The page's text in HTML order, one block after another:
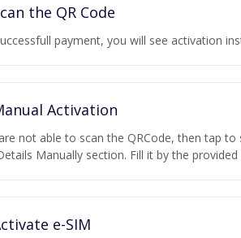
the QR Code
payment, you will see activation
Activation
not able to scan the QRCode, then tap to
Manually section. Fill it by the
e-SIM